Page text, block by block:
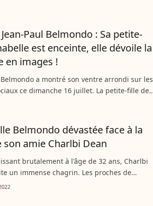
partage ainsi des photos de ses
Jean-Paul Belmondo : Sa petite-
est enceinte, elle dévoile la
en images !
a montré son ventre arrondi sur les
ce dimanche 16 juillet. La petite-fille de
a ravi ses abonnés.
Belmondo dévastée face à la
amie Charlbi Dean
brutalement à l'âge de 32 ans, Charlbi
un immense chagrin. Les proches de
model sont en deuil, comme son amie